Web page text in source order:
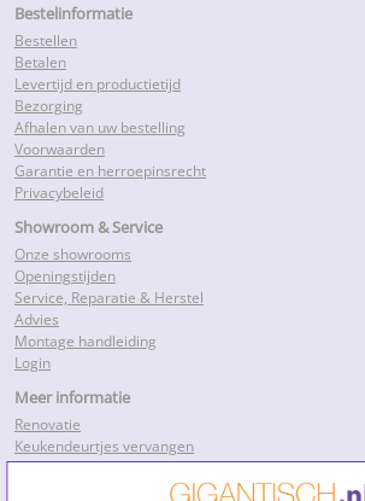
Bestelinformatie
Bestellen
Betalen
Levertijd en productietijd
Bezorging
Afhalen van uw bestelling
Voorwaarden
Garantie en herroepinsrecht
Privacybeleid
Showroom & Service
Onze showrooms
Openingstijden
Service, Reparatie & Herstel
Advies
Montage handleiding
Login
Meer informatie
Renovatie
Keukendeurtjes vervangen
Keukenkastdeurtjes